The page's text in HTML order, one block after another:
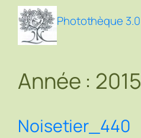
Aller
contenu
Photothèque 3.0
Année : 2015
Noisetier_440